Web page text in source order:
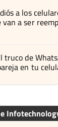
a los
a ser
truco de
en tu